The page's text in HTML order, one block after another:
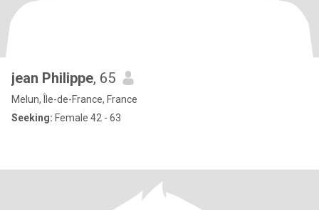
jean Philippe, 65
Melun, Île-de-France, France
Seeking: Female 42 - 63